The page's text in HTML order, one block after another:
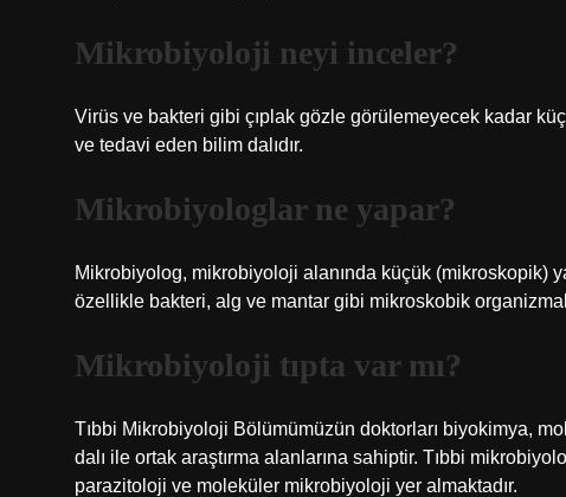
Mikrobiyoloji neyi inceler?
Virüs ve bakteri gibi çıplak gözle görülemeyecek kadar
ve tedavi eden bilim dalıdır.
Mikrobiyologlar ne yapar?
Mikrobiyolog, mikrobiyoloji alanında küçük (mikroskopik)
özellikle bakteri, alg ve mantar gibi mikroskobik
Mikrobiyoloji tıpta var mı?
Tıbbi Mikrobiyoloji Bölümümüzün doktorları biyokimya,
dalı ile ortak araştırma alanlarına sahiptir. Tıbbi
parazitoloji ve moleküler mikrobiyoloji yer almaktadır.